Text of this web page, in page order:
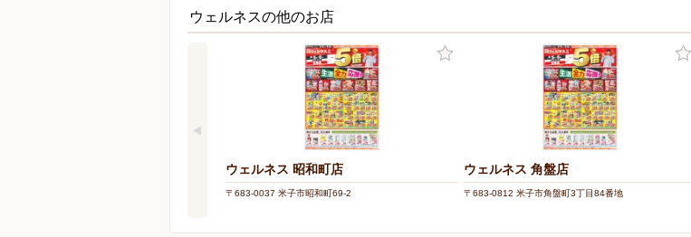
ウェルネスの他のお店
ウェルネス 昭和町店
〒683-0037 米子市昭和町69-2
ウェルネス 角盤店
〒683-0812 米子市角盤町3丁目84番地